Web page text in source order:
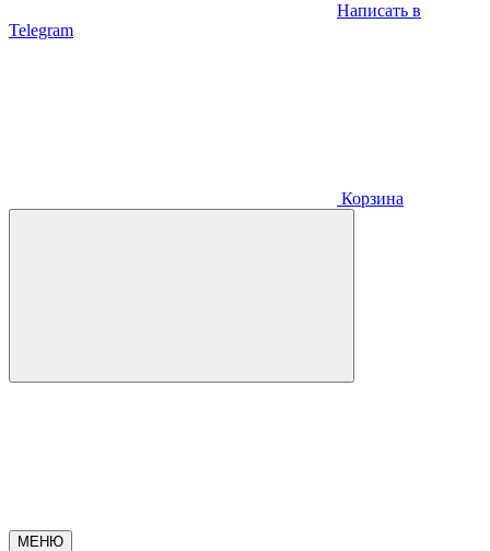
Написать в
Telegram
Корзина
МЕНЮ